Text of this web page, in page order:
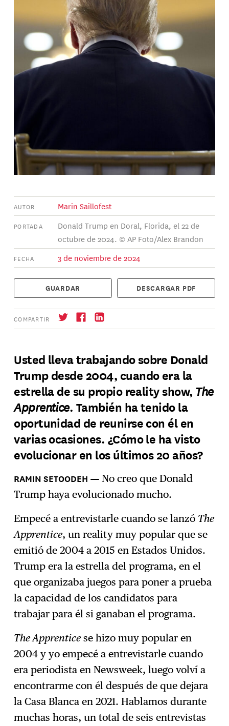
AUTOR Marin Saillofest
PORTADA
Donald Trump en Doral, Florida, el 22 de
octubre de 2024. © AP Foto/Alex Brandon
FECHA 3 de noviembre de 2024
GUARDAR DESCARGAR PDF
COMPARTIR
→ Suscríbase
Usted lleva trabajando sobre Donald
Trump desde 2004, cuando era la
estrella de su propio reality show, The
Apprentice. También ha tenido la
oportunidad de reunirse con él en
varias ocasiones. ¿Cómo le ha visto
evolucionar en los últimos 20 años?
No creo que Donald
Trump haya evolucionado mucho.
Empecé a entrevistarle cuando se lanzó The
Apprentice, un reality muy popular que se
emitió de 2004 a 2015 en Estados Unidos.
Trump era la estrella del programa, en el
que organizaba juegos para poner a prueba
la capacidad de los candidatos para
trabajar para él si ganaban el programa.
The Apprenticese hizo muy popular en
2004 y yo empecé a entrevistarle cuando
era periodista en Newsweek, luego volví a
encontrarme con él después de que dejara
la Casa Blanca en 2021. Hablamos durante
muchas horas, un total de seis entrevistas